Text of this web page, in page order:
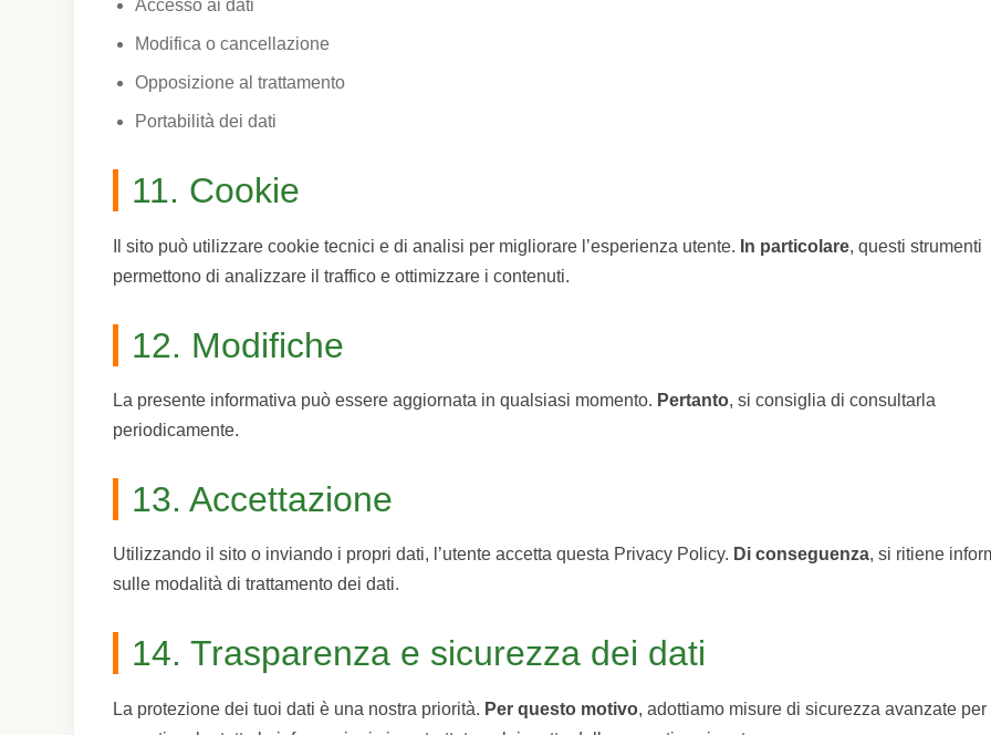
Accesso ai dati
Modifica o cancellazione
Opposizione al trattamento
Portabilità dei dati
11. Cookie
Il sito può utilizzare cookie tecnici e di analisi per migliorare l’esperienza utente. In particolare, questi strumenti
permettono di analizzare il traffico e ottimizzare i contenuti.
12. Modifiche
La presente informativa può essere aggiornata in qualsiasi momento. Pertanto, si consiglia di consultarla
periodicamente.
13. Accettazione
Utilizzando il sito o inviando i propri dati, l’utente accetta questa Privacy Policy. Di conseguenza, si ritiene
sulle modalità di trattamento dei dati.
14. Trasparenza e sicurezza dei dati
La protezione dei tuoi dati è una nostra priorità. Per questo motivo, adottiamo misure di sicurezza avanzate per